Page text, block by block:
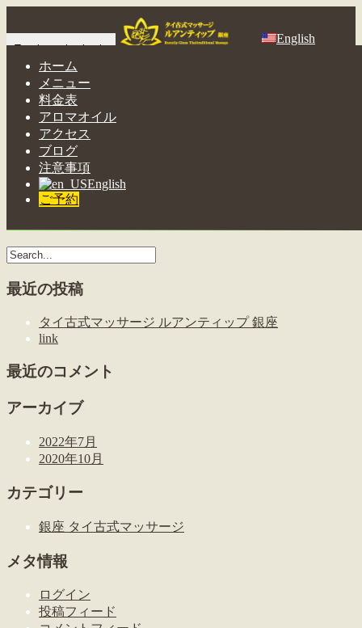
English
Toggle navigation ja
ホーム
メニュー
料金表
アロマオイル
アクセス
ブログ
注意事項
English
ご予約
Home -フット…
フットマッサージは、オイルやクリームを用いて足裏からふ
最近の投稿
タイ古式マッサージ ルアンティップ 銀座
link
最近のコメント
アーカイブ
2022年7月
2020年10月
カテゴリー
銀座 タイ古式マッサージ
メタ情報
ログイン
投稿フィード